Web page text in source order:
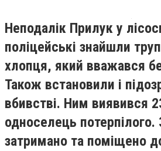
Неподалік Прилук у
поліцейські знайшли
хлопця, який вважався
Також встановили і
вбивстві. Ним виявився
односелець
затримано та поміщено